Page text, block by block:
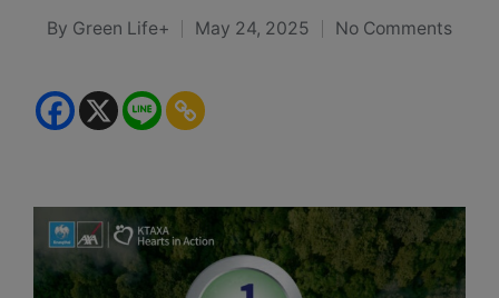
Posted
By Green Life+ May 24, 2025 No Comments